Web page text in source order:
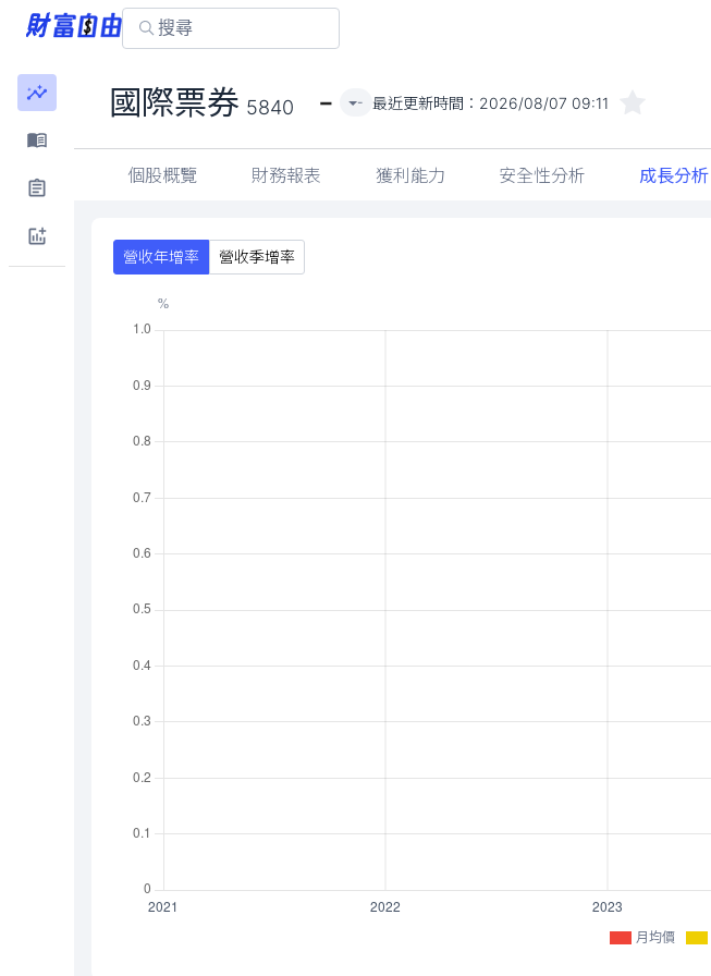
國際票券 5840 - - 最近更新時間： 2026/08/07 09:11
個股概覽 財務報表 獲利能力 安全性分析 成長分析
營收年增率 營收季增率
月均價